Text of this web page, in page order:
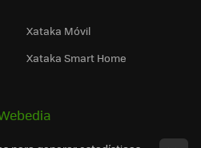
Xataka Móvil
Xataka Smart Home